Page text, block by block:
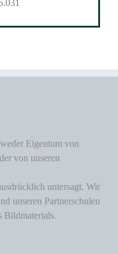
Eigentum von
von unseren
untersagt. Wir
unseren Partnerschulen
Bildmaterials.